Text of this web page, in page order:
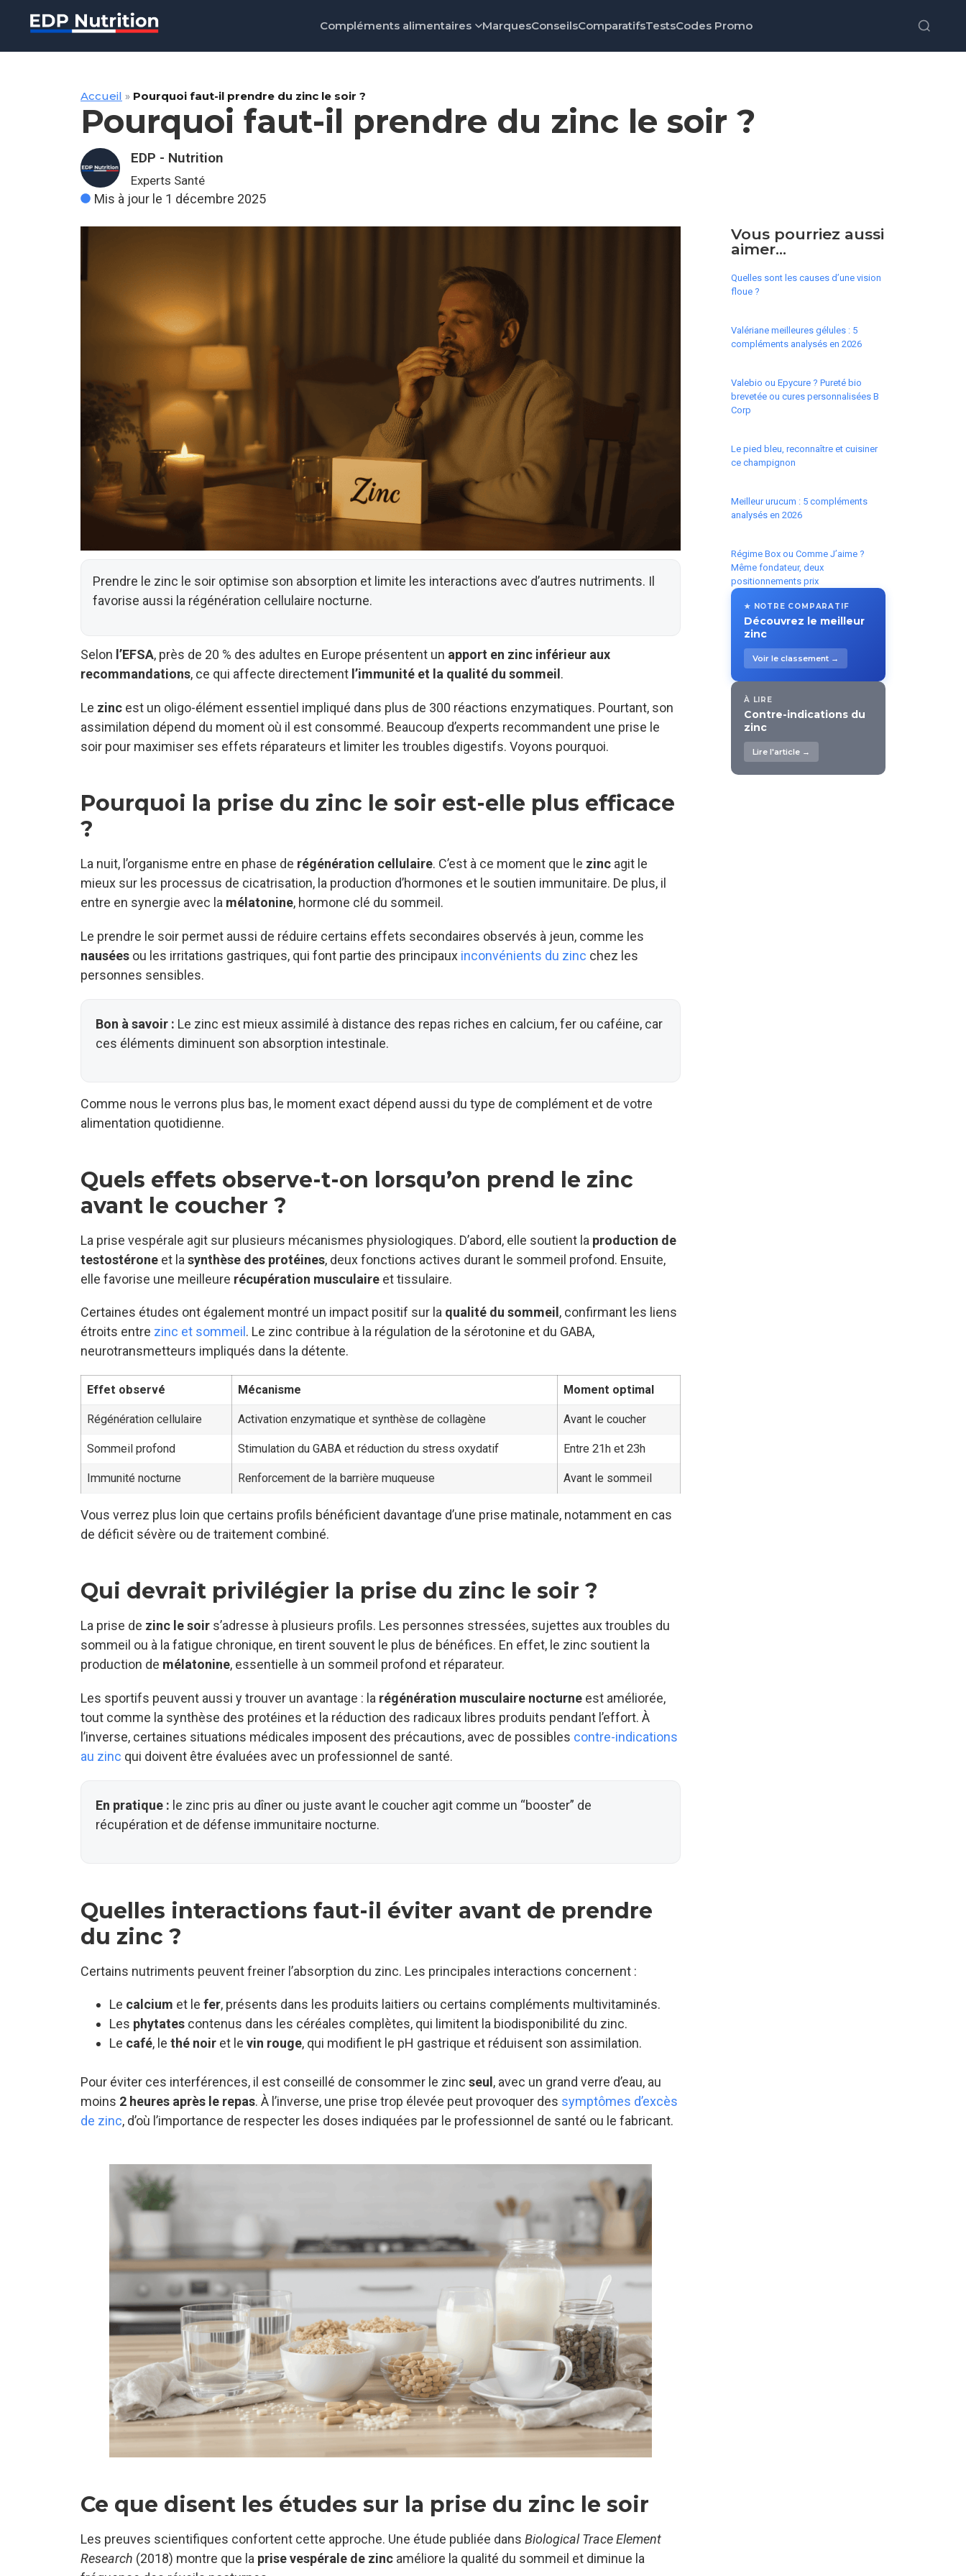
Compléments alimentaires MarquesConseilsComparatifsTestsCodes Promo
Accueil » Pourquoi faut-il prendre du zinc le soir ?
Pourquoi faut-il prendre du zinc le soir ?
EDP - Nutrition
Experts Santé
Mis à jour le 1 décembre 2025
Prendre le zinc le soir optimise son absorption et limite les interactions avec d’autres nutriments. Il
favorise aussi la régénération cellulaire nocturne.
Selon l’EFSA, près de 20 % des adultes en Europe présentent un apport en zinc inférieur aux
recommandations, ce qui affecte directement l’immunité et la qualité du sommeil .
Le zinc est un oligo-élément essentiel impliqué dans plus de 300 réactions enzymatiques. Pourtant, son
assimilation dépend du moment où il est consommé. Beaucoup d’experts recommandent une prise le
soir pour maximiser ses effets réparateurs et limiter les troubles digestifs. Voyons pourquoi.
Pourquoi la prise du zinc le soir est-elle plus efficace
?
La nuit, l’organisme entre en phase de régénération cellulaire. C’est à ce moment que le zinc agit le
mieux sur les processus de cicatrisation, la production d’hormones et le soutien immunitaire. De plus, il
entre en synergie avec la mélatonine, hormone clé du sommeil.
Le prendre le soir permet aussi de réduire certains effets secondaires observés à jeun, comme les
nausées ou les irritations gastriques, qui font partie des principaux inconvénients du zinc chez les
personnes sensibles.
Bon à savoir : Le zinc est mieux assimilé à distance des repas riches en calcium, fer ou caféine, car
ces éléments diminuent son absorption intestinale.
Comme nous le verrons plus bas, le moment exact dépend aussi du type de complément et de votre
alimentation quotidienne.
Quels effets observe-t-on lorsqu’on prend le zinc
avant le coucher ?
La prise vespérale agit sur plusieurs mécanismes physiologiques. D’abord, elle soutient la production de
testostérone et la synthèse des protéines, deux fonctions actives durant le sommeil profond. Ensuite,
elle favorise une meilleure récupération musculaire et tissulaire.
Certaines études ont également montré un impact positif sur la qualité du sommeil , confirmant les liens
étroits entre zinc et sommeil . Le zinc contribue à la régulation de la sérotonine et du GABA,
neurotransmetteurs impliqués dans la détente.
Effet observé Mécanisme Moment optimal
Régénération cellulaire Activation enzymatique et synthèse de collagène Avant le coucher
Sommeil profond Stimulation du GABA et réduction du stress oxydatif Entre 21h et 23h
Immunité nocturne Renforcement de la barrière muqueuse Avant le sommeil
Vous verrez plus loin que certains profils bénéficient davantage d’une prise matinale, notamment en cas
de déficit sévère ou de traitement combiné.
Qui devrait privilégier la prise du zinc le soir ?
La prise de zinc le soir s’adresse à plusieurs profils. Les personnes stressées, sujettes aux troubles du
sommeil ou à la fatigue chronique, en tirent souvent le plus de bénéfices. En effet, le zinc soutient la
production de mélatonine, essentielle à un sommeil profond et réparateur.
Les sportifs peuvent aussi y trouver un avantage : la régénération musculaire nocturne est améliorée,
tout comme la synthèse des protéines et la réduction des radicaux libres produits pendant l’effort. À
l’inverse, certaines situations médicales imposent des précautions, avec de possibles contre-indications
au zinc qui doivent être évaluées avec un professionnel de santé.
En pratique : le zinc pris au dîner ou juste avant le coucher agit comme un “booster” de
récupération et de défense immunitaire nocturne.
Quelles interactions faut-il éviter avant de prendre
du zinc ?
Certains nutriments peuvent freiner l’absorption du zinc. Les principales interactions concernent :
Le calcium et le fer, présents dans les produits laitiers ou certains compléments multivitaminés.
Les phytates contenus dans les céréales complètes, qui limitent la biodisponibilité du zinc.
Le café, le thé noir et le vin rouge, qui modifient le pH gastrique et réduisent son assimilation.
Pour éviter ces interférences, il est conseillé de consommer le zinc seul , avec un grand verre d’eau, au
moins 2 heures après le repas. À l’inverse, une prise trop élevée peut provoquer des symptômes d’excès
de zinc, d’où l’importance de respecter les doses indiquées par le professionnel de santé ou le fabricant.
Ce que disent les études sur la prise du zinc le soir
Les preuves scientifiques confortent cette approche. Une étude publiée dans Biological Trace Element
Research (2018) montre que la prise vespérale de zinc améliore la qualité du sommeil et diminue la
Vous pourriez aussi
aimer...
Quelles sont les causes d’une vision
floue ?
Valériane meilleures gélules : 5
compléments analysés en 2026
Valebio ou Epycure ? Pureté bio
brevetée ou cures personnalisées B
Corp
Le pied bleu, reconnaître et cuisiner
ce champignon
Meilleur urucum : 5 compléments
analysés en 2026
Régime Box ou Comme J’aime ?
Même fondateur, deux
positionnements prix
★ NOTRE COMPARATIF
Découvrez le meilleur
zinc
Voir le classement →
À LIRE
Contre-indications du
zinc
Lire l'article →